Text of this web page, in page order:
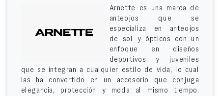
Arnette es una marca de
anteojos que se
especializa en anteojos
de sol y ópticos con un
enfoque en diseños
deportivos y juveniles
que se integran a cualquier estilo de vida, lo cual
las ha convertido en un accesorio que conjuga
elegancia, protección y moda al mismo tiempo.